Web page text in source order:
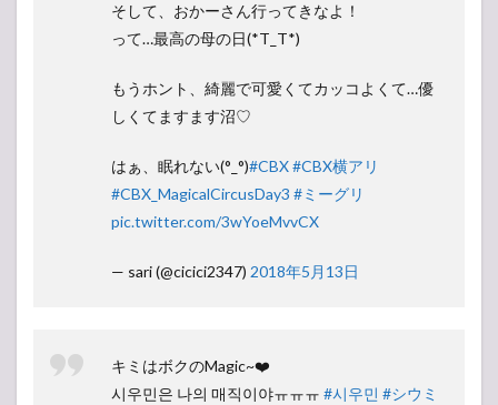
そして、おかーさん行ってきなよ！
って…最高の母の日(*T_T*)
もうホント、綺麗で可愛くてカッコよくて…優
しくてますます沼♡
はぁ、眠れない(°_°)#CBX#CBX横アリ
#CBX_MagicalCircusDay3 #ミーグリ
pic.twitter.com/3wYoeMvvCX
— sari (@cicici2347) 2018年5月13日
キミはボクのMagic~❤️
시우민은 나의 매직이야ㅠㅠㅠ #시우민 #シウミ